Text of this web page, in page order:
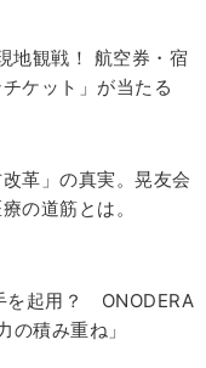
地観戦！ 航空券・宿
ケット」が当たる
革」の真実。晃友会
の道筋とは。
を起用？ ONODERA
の積み重ね」